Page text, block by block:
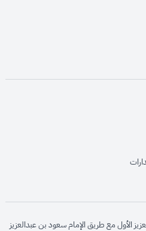
opens
opens
opens in new window
الأول مع طريق الإمام سعود بن عبدالعزيز